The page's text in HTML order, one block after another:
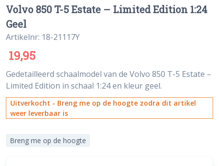
Volvo 850 T-5 Estate – Limited Edition 1:24
Geel
Artikelnr: 18-21117Y
19,95
Gedetailleerd schaalmodel van de Volvo 850 T-5 Estate –
Limited Edition in schaal 1:24 en kleur geel.
Uitverkocht - Breng me op de hoogte zodra dit artikel
weer leverbaar is
Breng me op de hoogte